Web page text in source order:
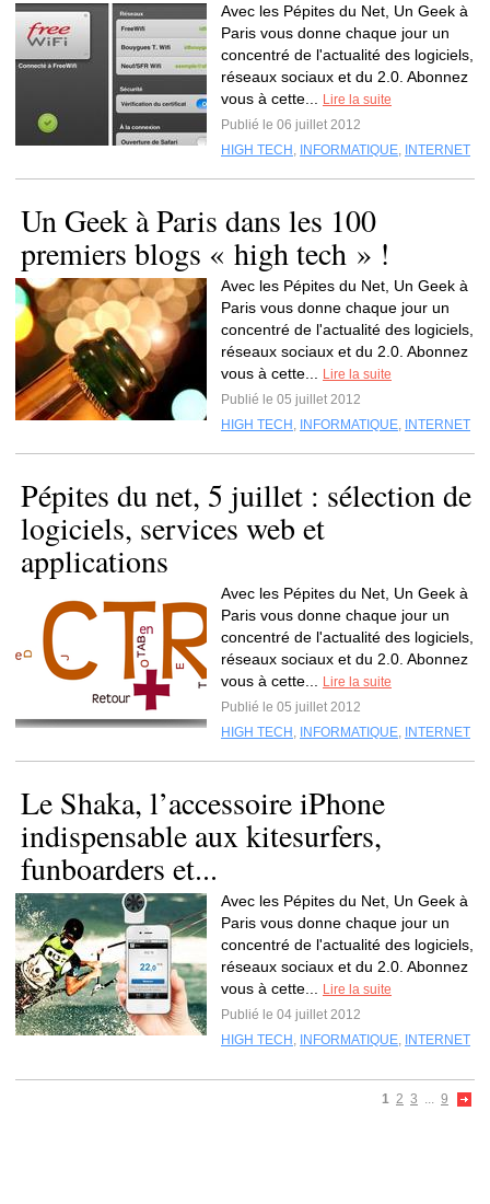
Avec les Pépites du Net, Un Geek à
Paris vous donne chaque jour un
concentré de l'actualité des logiciels,
réseaux sociaux et du 2.0. Abonnez
vous à cette...
Lire la suite
Publié le 06 juillet 2012
HIGH TECH , INFORMATIQUE, INTERNET
Un Geek à Paris dans les 100
premiers blogs « high tech » !
Avec les Pépites du Net, Un Geek à
Paris vous donne chaque jour un
concentré de l'actualité des logiciels,
réseaux sociaux et du 2.0. Abonnez
vous à cette...
Lire la suite
Publié le 05 juillet 2012
HIGH TECH , INFORMATIQUE, INTERNET
Pépites du net, 5 juillet : sélection de
logiciels, services web et
applications
Avec les Pépites du Net, Un Geek à
Paris vous donne chaque jour un
concentré de l'actualité des logiciels,
réseaux sociaux et du 2.0. Abonnez
vous à cette...
Lire la suite
Publié le 05 juillet 2012
HIGH TECH , INFORMATIQUE, INTERNET
Le Shaka, l’accessoire iPhone
indispensable aux kitesurfers,
funboarders et...
Avec les Pépites du Net, Un Geek à
Paris vous donne chaque jour un
concentré de l'actualité des logiciels,
réseaux sociaux et du 2.0. Abonnez
vous à cette...
Lire la suite
Publié le 04 juillet 2012
HIGH TECH , INFORMATIQUE, INTERNET
1 2 3 ... 9